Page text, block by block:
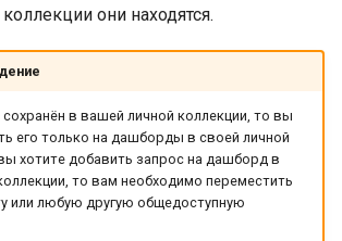
они находятся.
в вашей личной коллекции, то вы
его только на дашборды в своей личной
хотите добавить запрос на дашборд в
то вам необходимо переместить
или любую другую общедоступную